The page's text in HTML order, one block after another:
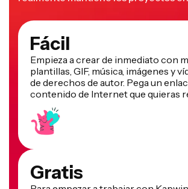
Fácil
Empieza a crear de inmediato con
plantillas, GIF, música, imágenes y
de derechos de autor. Pega un
contenido de Internet que quieras
Gratis
Para empezar a trabajar con
que pagar nada: basta con que